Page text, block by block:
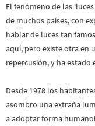
El fenómeno de las
de muchos países, con
hablar de luces tan
aquí, pero existe otra en
repercusión, y ha estado
Desde 1978 los
asombro una extraña
a adoptar forma